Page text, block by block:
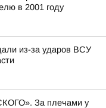
в 2001 году
из-за ударов ВСУ
За плечами у